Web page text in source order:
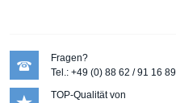
Fragen?
Tel.: +49 (0) 88 62 / 91 16 89
TOP-Qualität von